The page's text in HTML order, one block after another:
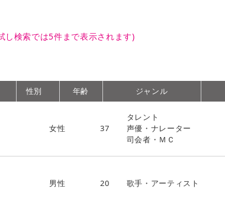
し検索では5件まで表示されます)
性別 年齢 ジャンル
女性 37
タレント
声優・ナレーター
司会者・ＭＣ
男性 20 歌手・アーティスト